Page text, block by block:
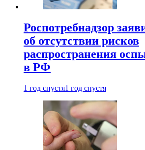
Роспотребнадзор
об отсутствии рисков
распространения
в РФ
1 год спустя1 год спустя